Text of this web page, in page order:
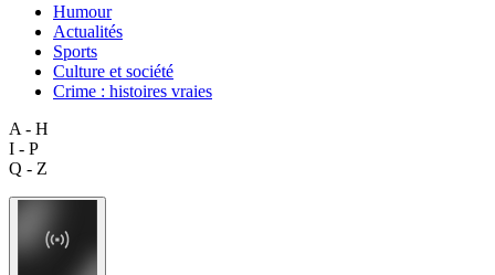
Humour
Actualités
Sports
Culture et société
Crime : histoires vraies
A - H
I - P
Q - Z